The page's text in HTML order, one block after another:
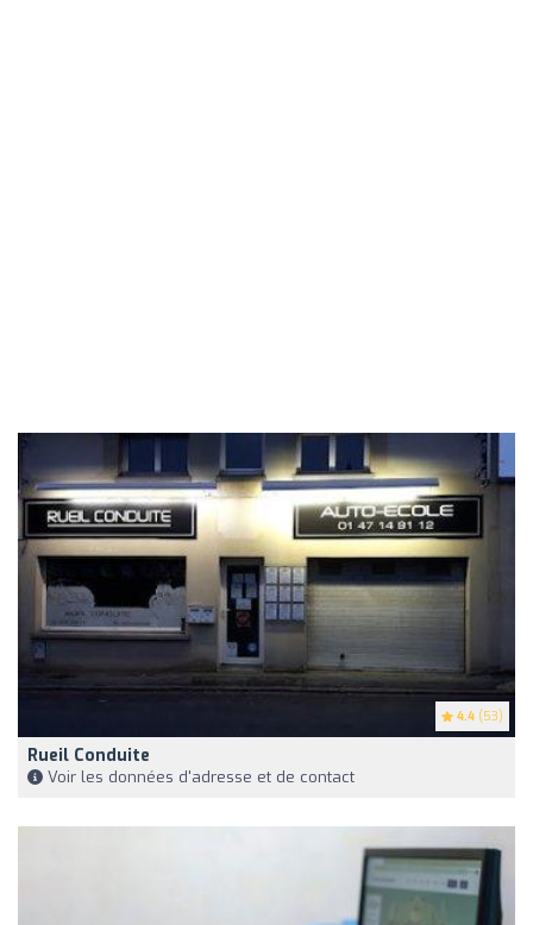
4.4 (53)
Rueil Conduite
Voir les données d'adresse et de contact